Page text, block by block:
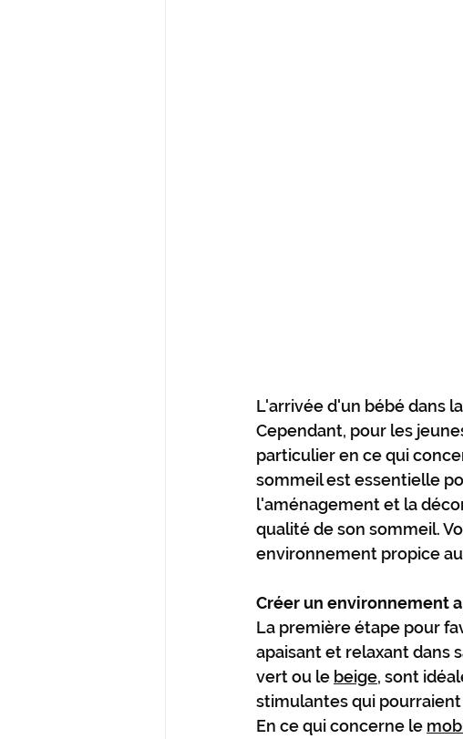
L'arrivée d'un bébé dans
Cependant, pour les
particulier en ce qui
sommeil est essentielle
l'aménagement et la
qualité de son sommeil.
environnement propice
Créer un environnement
La première étape pour
apaisant et relaxant dans
vert ou le beige, sont
stimulantes qui
En ce qui concerne le